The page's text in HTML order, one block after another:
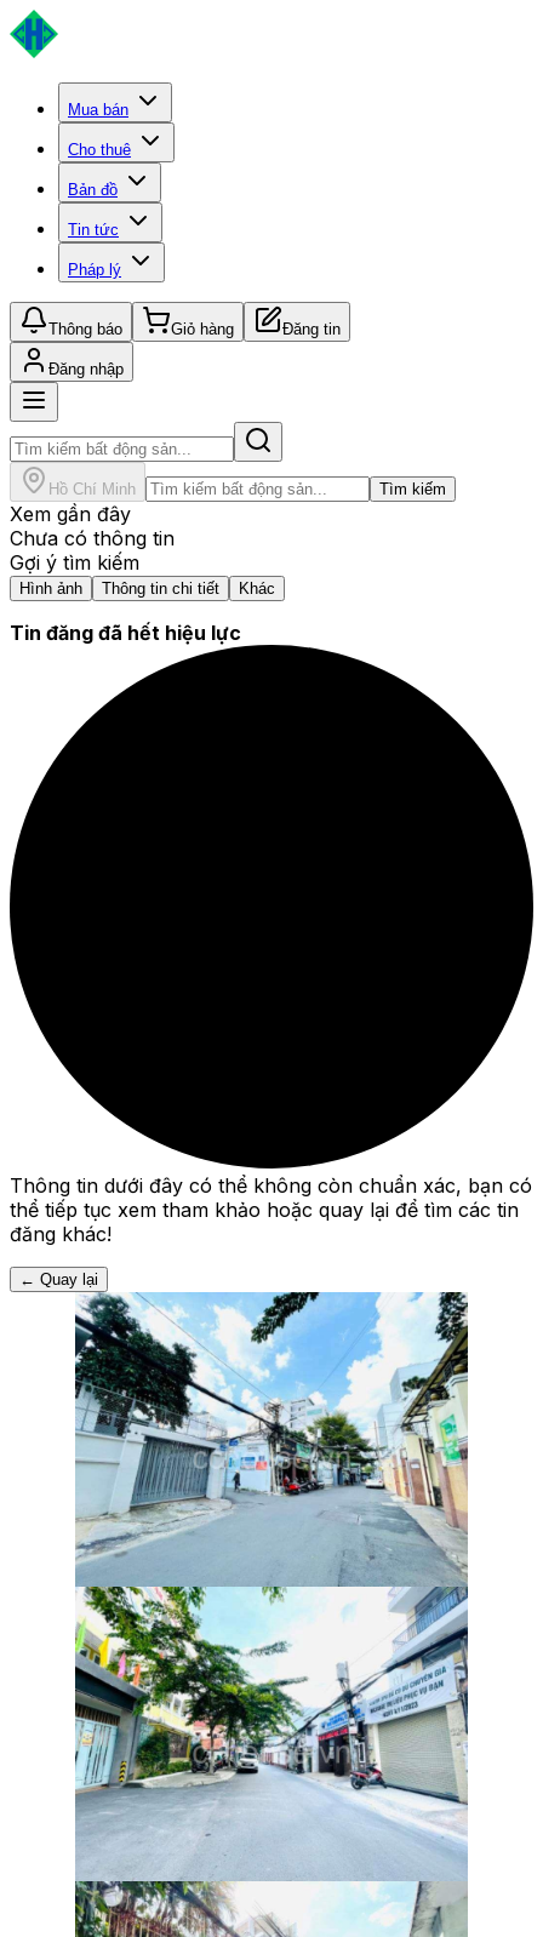
Mua bán
Cho thuê
Bản đồ
Tin tức
Pháp lý
Thông báo Giỏ hàng Đăng tin
Đăng nhập
Hồ Chí Minh Tìm kiếm
Xem gần đây
Chưa có thông tin
Gợi ý tìm kiếm
Hình ảnh Thông tin chi tiết Khác
Tin đăng đã hết hiệu lực
Thông tin dưới đây có thể không còn chuẩn xác, bạn có
thể tiếp tục xem tham khảo hoặc quay lại để tìm các tin
đăng khác!
← Quay lại